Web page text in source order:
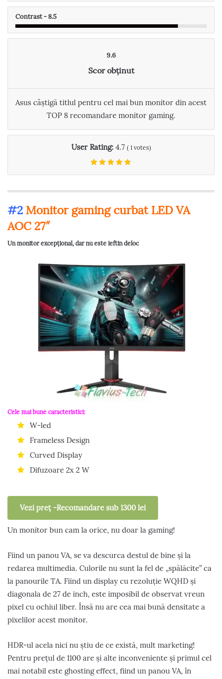
Contrast - 8.5
9.6
Scor obținut
Asus câștigă titlul pentru cel mai bun monitor din acest
TOP 8 recomandare monitor gaming.
User Rating: 4.7 ( 1 votes)
#2 Monitor gaming curbat LED VA
AOC 27″
Un monitor excepțional, dar nu este ieftin deloc
Cele mai bune caracteristici:
W-led
Frameless Design
Curved Display
Difuzoare 2x 2 W
Vezi preț -Recomandare sub 1300 lei
Un monitor bun cam la orice, nu doar la gaming!
Fiind un panou VA, se va descurca destul de bine și la
redarea multimedia. Culorile nu sunt la fel de „spălăcite” ca
la panourile TA. Fiind un display cu rezoluție WQHD și
diagonala de 27 de inch, este imposibil de observat vreun
pixel cu ochiul liber. Însă nu are cea mai bună densitate a
pixelilor acest monitor.
HDR-ul acela nici nu știu de ce există, mult marketing!
Pentru prețul de 1100 are și alte inconveniente și primul cel
mai notabil este ghosting effect, fiind un panou VA, în